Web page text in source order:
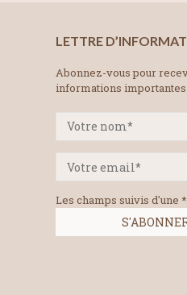
LETTRE
Abonnez-vous pour
informations importantes
Les champs suivis d'une